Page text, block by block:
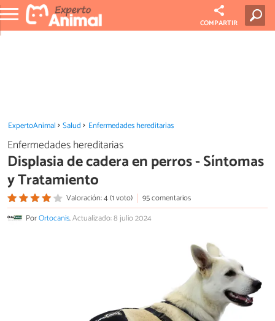
COMPARTIR
ExpertoAnimal Salud Enfermedades hereditarias
Enfermedades hereditarias
Displasia de cadera en perros - Síntomas
y Tratamiento
Valoración: 4 (1 voto)
95 comentarios
PorOrtocanis.Actualizado: 8 julio 2024